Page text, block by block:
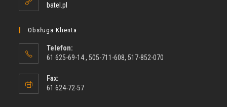
batel.pl
Obsługa Klienta
Telefon:
61 625-69-14 , 505-711-608, 517-852-070
Fax:
61 624-72-57